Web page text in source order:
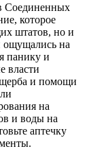
Соединенных
которое
штатов, но и
ощущались на
панику и
власти
и помощи
на
и воды на
аптечку